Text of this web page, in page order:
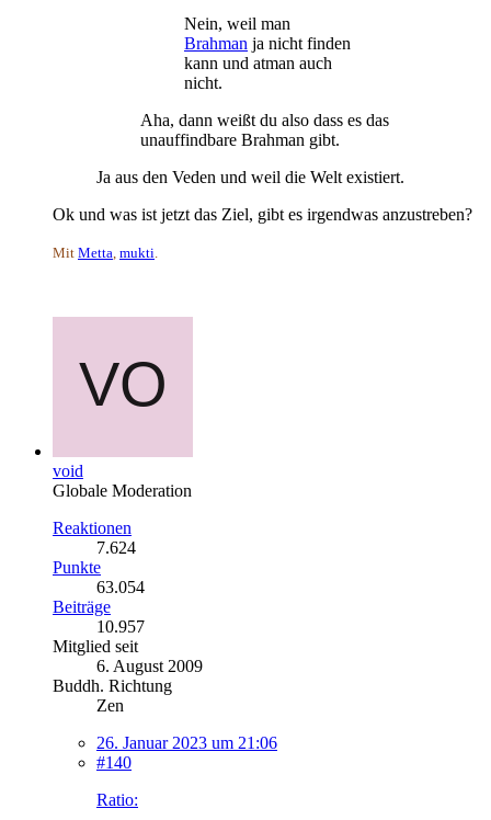
Nein, weil man
Brahman ja nicht finden
kann und atman auch
nicht.
Aha, dann weißt du also dass es das
unauffindbare Brahman gibt.
Ja aus den Veden und weil die Welt existiert.
Ok und was ist jetzt das Ziel, gibt es irgendwas anzustreben?
Mit Metta mukti
void
Globale Moderation
Reaktionen
7.624
Punkte
63.054
Beiträge
10.957
Mitglied seit
6. August 2009
Buddh. Richtung
Zen
26. Januar 2023 um 21:06
#140
Ratio: